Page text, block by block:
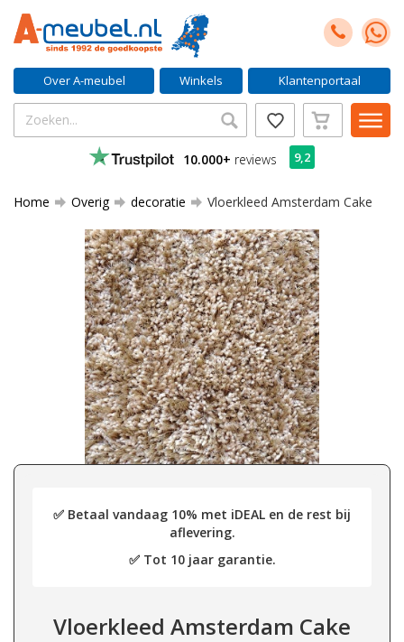
Over A-meubel Winkels Klantenportaal
10.000+ reviews 9,2
Home Overig decoratie Vloerkleed Amsterdam Cake
✅ Betaal vandaag 10% met iDEAL en de rest bij
aflevering.
✅ Tot 10 jaar garantie.
Vloerkleed Amsterdam Cake